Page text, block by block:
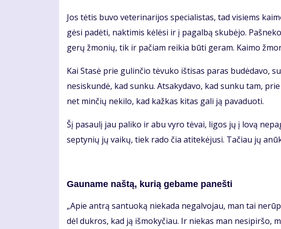
Jos tė­tis bu­vo ve­te­ri­na­ri­jos spe­cia­lis­tas, tad vi­siems
gė­si pa­dė­ti, nak­ti­mis kė­lė­si ir į pa­gal­bą sku­bė­jo.
ge­rų žmo­nių, tik ir pa­čiam rei­kia bū­ti ge­ram. Kai­mo
Kai Sta­sė prie gu­lin­čio tė­vu­ko iš­ti­sas pa­ras bu­dė­da­vo,
ne­si­skun­dė, kad sun­ku. At­sa­ky­da­vo, kad sun­ku tam,
net min­čių ne­ki­lo, kad kaž­kas ki­tas ga­li ją pa­va­duo­ti.
Šį pa­sau­lį jau pa­li­ko ir abu vy­ro tė­vai, li­gos jų į lo­vą
sep­ty­nių jų vai­kų, tiek ra­do čia ati­te­kė­ju­si. Ta­čiau jų
Gau­na­me naš­tą, ku­rią ge­ba­me pa­neš­ti
„Apie an­trą san­tuo­ką nie­ka­da ne­gal­vo­jau, man tai
dėl duk­ros, kad ją iš­mo­ky­čiau. Ir nie­kas man ne­si­pir­šo,